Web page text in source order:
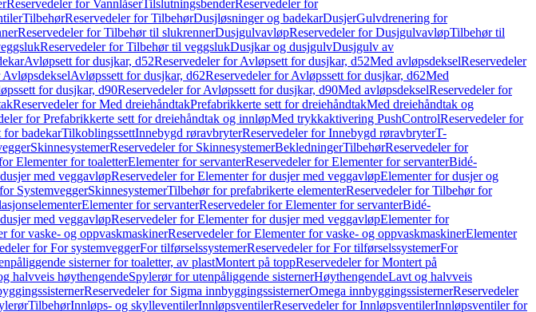
Reservedeler for VannlåserTilslutningsbenderReservedeler for
TilbehørReservedeler for TilbehørDusjløsninger og badekarDusjerGulvdrenering for
Reservedeler for Tilbehør til slukrennerDusjgulvavløpReservedeler for DusjgulvavløpTilbehør til
Reservedeler for Tilbehør til veggslukDusjkar og dusjgulvDusjgulv av
Avløpsett for dusjkar, d52Reservedeler for Avløpsett for dusjkar, d52Med avløpsdekselReservedeler
Avløpssett for dusjkar, d62Reservedeler for Avløpssett for dusjkar, d62Med
for dusjkar, d90Reservedeler for Avløpssett for dusjkar, d90Med avløpsdekselReservedeler for
Reservedeler for Med dreiehåndtakPrefabrikkerte sett for dreiehåndtakMed dreiehåndtak og
for Prefabrikkerte sett for dreiehåndtak og innløpMed trykkaktivering PushControlReservedeler for
for badekarTilkoblingssettInnebygd røravbryterReservedeler for Innebygd røravbryterT-
SkinnesystemerReservedeler for SkinnesystemerBekledningerTilbehørReservedeler for
Elementer for toaletterElementer for servanterReservedeler for Elementer for servanterBidé-
med veggavløpReservedeler for Elementer for dusjer med veggavløpElementer for dusjer og
SystemveggerSkinnesystemerTilbehør for prefabrikerte elementerReservedeler for Tilbehør for
Elementer for servanterReservedeler for Elementer for servanterBidé-
med veggavløpReservedeler for Elementer for dusjer med veggavløpElementer for
for vaske- og oppvaskmaskinerReservedeler for Elementer for vaske- og oppvaskmaskinerElementer
for For systemveggerFor tilførselssystemerReservedeler for For tilførselssystemerFor
sisterner for toaletter, av plastMontert på toppReservedeler for Montert på
halvveis høythengendeSpylerør for utenpåliggende sisternerHøythengendeLavt og halvveis
Reservedeler for Sigma innbyggingssisternerOmega innbyggingssisternerReservedeler
TilbehørInnløps- og skylleventilerInnløpsventilerReservedeler for InnløpsventilerInnløpsventiler for